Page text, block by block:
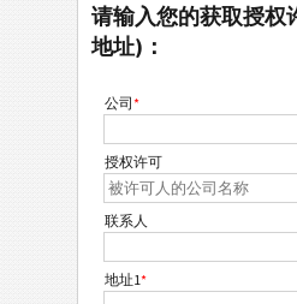
请输入您的获取授权
地址)：
公司*
授权许可
联系人
地址1*